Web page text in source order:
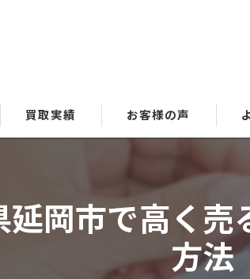
買取実績 お客様の声
岡市で高く
方法